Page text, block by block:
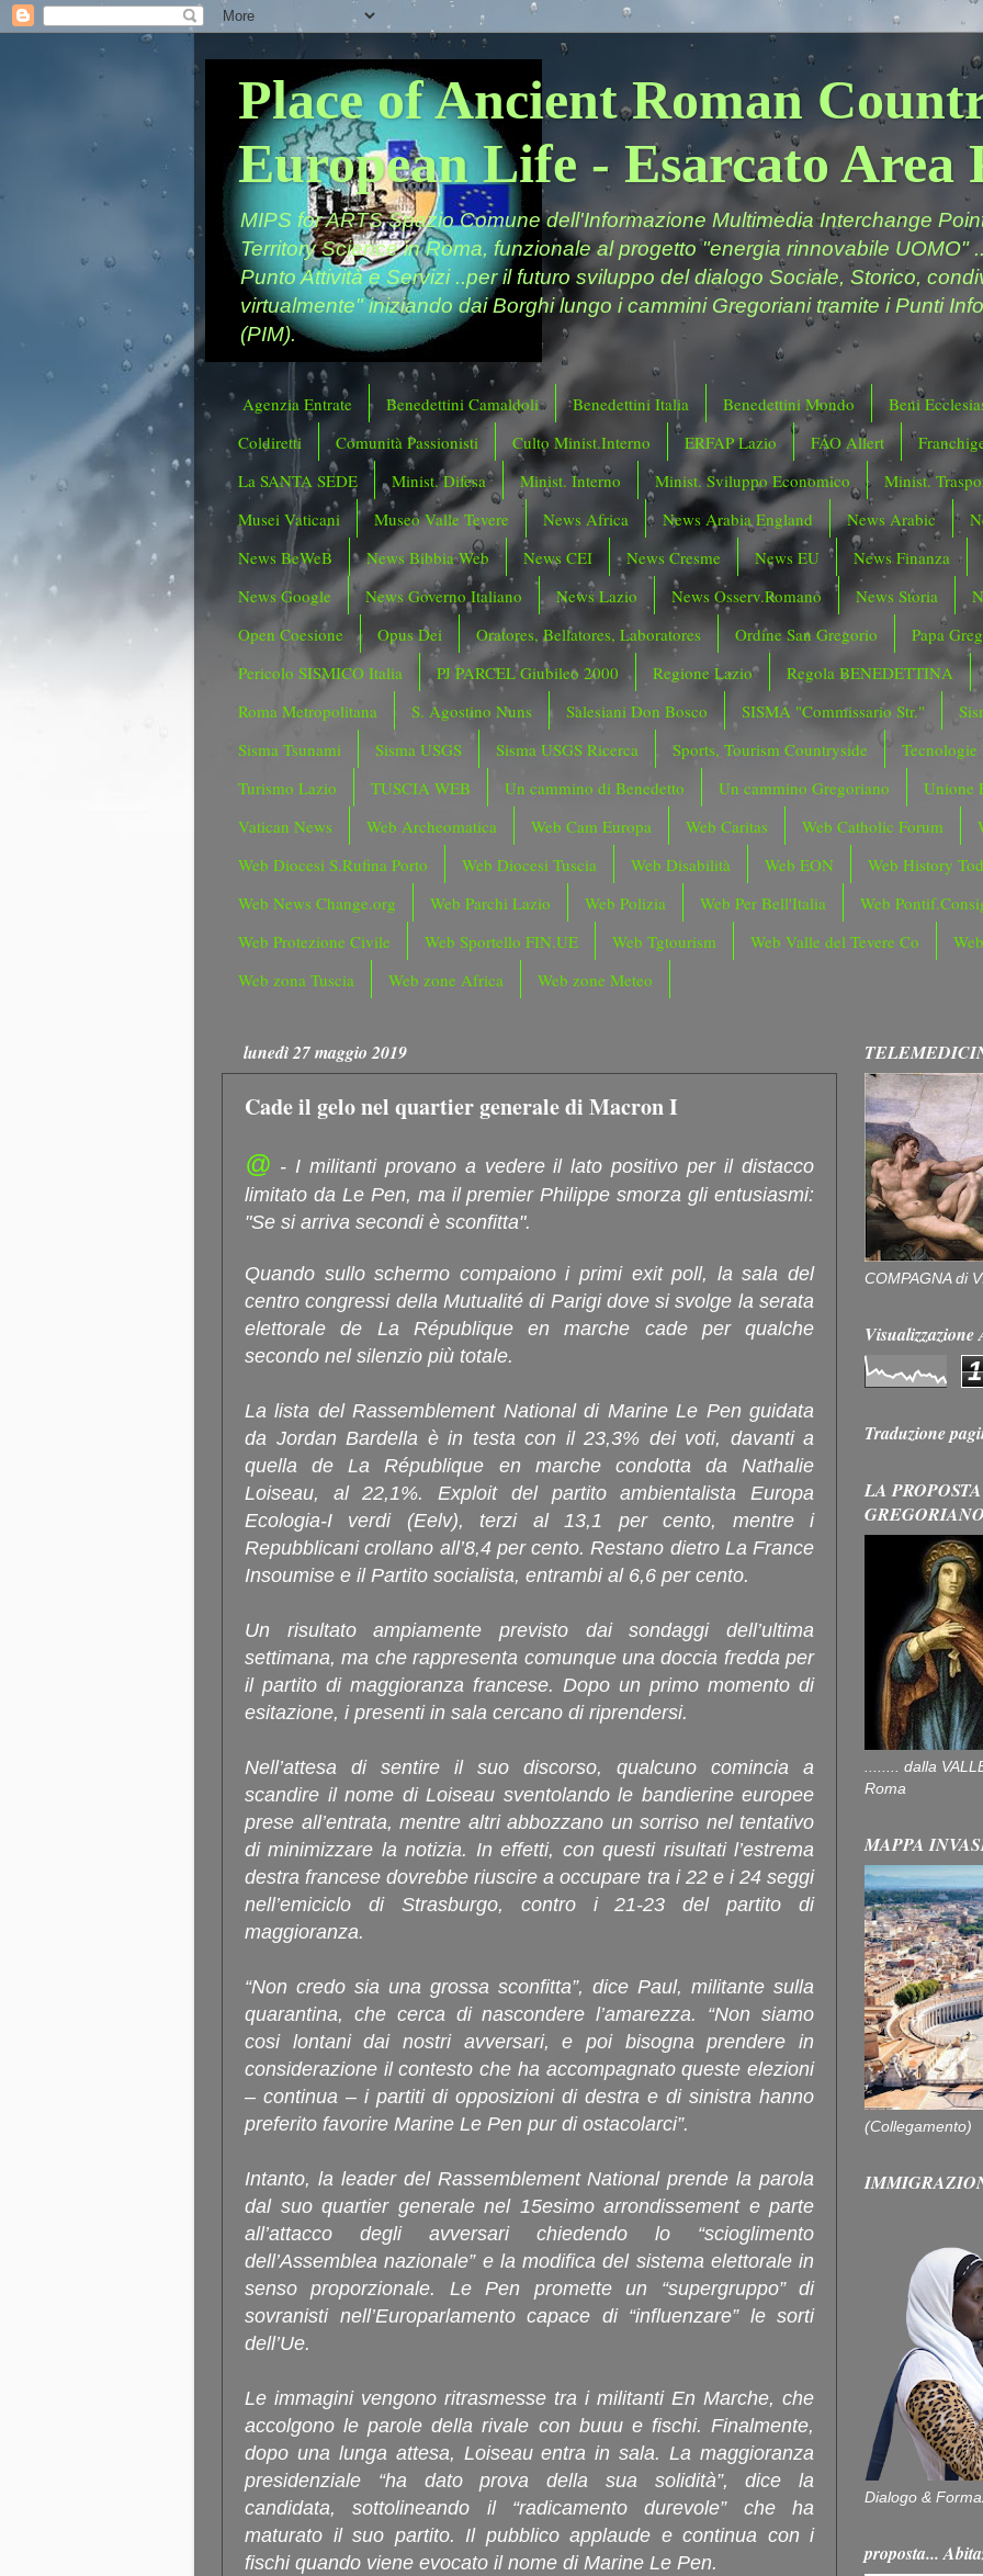
Place of Ancient Roman
European Life - Esarcato Area
MIPS for ARTS Spazio Comune dell'Informazione Multimedia Interchange
Territory Science in Roma, funzionale al progetto "energia rinnovabile UOMO"
Punto Attività e Servizi ..per il futuro sviluppo del dialogo Sociale, Storico,
virtualmente" iniziando dai Borghi lungo i cammini Gregoriani tramite i Punti
(PIM).
Agenzia Entrate Benedettini Camaldoli Benedettini Italia Benedettini Mondo
Beni
Coldiretti
Comunità Passionisti Culto Minist.Interno ERFAP Lazio FAO Allert
La SANTA SEDE
Minist. Difesa Minist. Interno Minist. Sviluppo Economico
Minist.
Musei Vaticani
Museo Valle Tevere News Africa News Arabia England News Arabic
News BeWeB
News Bibbia Web News CEI News Cresme News EU
News Finanza
News Google
News Governo Italiano News Lazio News Osserv.Romano News Storia
Open Coesione
Opus Dei Oratores, Bellatores, Laboratores Ordine San Gregorio
Papa
Pericolo SISMICO Italia
PJ PARCEL Giubileo 2000 Regione Lazio
Regola BENEDETTINA
Roma Metropolitana
S. Agostino Nuns Salesiani Don Bosco SISMA "Commissario Str."
Sisma Tsunami
Sisma USGS Sisma USGS Ricerca Sports, Tourism Countryside
Tecnologie
Turismo Lazio
TUSCIA WEB Un cammino di Benedetto Un cammino Gregoriano
Unione
Vatican News
Web Archeomatica Web Cam Europa Web Caritas Web Catholic Forum
Web Diocesi S.Rufina Porto
Web Diocesi Tuscia Web Disabilità Web EON
Web History
Web News Change.org
Web Parchi Lazio Web Polizia Web Per Bell'Italia
Web
Web Protezione Civile
Web Sportello FIN.UE Web Tgtourism Web Valle del Tevere Co
Web zona Tuscia
Web zone Africa Web zone Meteo
lunedì 27 maggio 2019
Cade il gelo nel quartier generale di Macron I
@ - I militanti provano a vedere il lato positivo per il distacco
limitato da Le Pen, ma il premier Philippe smorza gli entusiasmi:
"Se si arriva secondi è sconfitta".
Quando sullo schermo compaiono i primi exit poll, la sala del
centro congressi della Mutualité di Parigi dove si svolge la serata
elettorale de La République en marche cade per qualche
secondo nel silenzio più totale.
La lista del Rassemblement National di Marine Le Pen guidata
da Jordan Bardella è in testa con il 23,3% dei voti, davanti a
quella de La République en marche condotta da Nathalie
Loiseau, al 22,1%. Exploit del partito ambientalista Europa
Ecologia-I verdi (Eelv), terzi al 13,1 per cento, mentre i
Repubblicani crollano all’8,4 per cento. Restano dietro La France
Insoumise e il Partito socialista, entrambi al 6,6 per cento.
Un risultato ampiamente previsto dai sondaggi dell’ultima
settimana, ma che rappresenta comunque una doccia fredda per
il partito di maggioranza francese. Dopo un primo momento di
esitazione, i presenti in sala cercano di riprendersi.
Nell’attesa di sentire il suo discorso, qualcuno comincia a
scandire il nome di Loiseau sventolando le bandierine europee
prese all’entrata, mentre altri abbozzano un sorriso nel tentativo
di minimizzare la notizia. In effetti, con questi risultati l’estrema
destra francese dovrebbe riuscire a occupare tra i 22 e i 24 seggi
nell’emiciclo di Strasburgo, contro i 21-23 del partito di
maggioranza.
“Non credo sia una grossa sconfitta”, dice Paul, militante sulla
quarantina, che cerca di nascondere l’amarezza. “Non siamo
cosi lontani dai nostri avversari, e poi bisogna prendere in
considerazione il contesto che ha accompagnato queste elezioni
– continua – i partiti di opposizioni di destra e di sinistra hanno
preferito favorire Marine Le Pen pur di ostacolarci”.
Intanto, la leader del Rassemblement National prende la parola
dal suo quartier generale nel 15esimo arrondissement e parte
all’attacco degli avversari chiedendo lo “scioglimento
dell’Assemblea nazionale” e la modifica del sistema elettorale in
senso proporzionale. Le Pen promette un “supergruppo” di
sovranisti nell’Europarlamento capace di “influenzare” le sorti
dell’Ue.
Le immagini vengono ritrasmesse tra i militanti En Marche, che
accolgono le parole della rivale con buuu e fischi. Finalmente,
dopo una lunga attesa, Loiseau entra in sala. La maggioranza
presidenziale “ha dato prova della sua solidità”, dice la
candidata, sottolineando il “radicamento durevole” che ha
maturato il suo partito. Il pubblico applaude e continua con i
fischi quando viene evocato il nome di Marine Le Pen.
COMPAGNA di
1
Traduzione
LA
........ dalla
Roma
MAPPA
(Collegamento)
Dialogo &
proposta...